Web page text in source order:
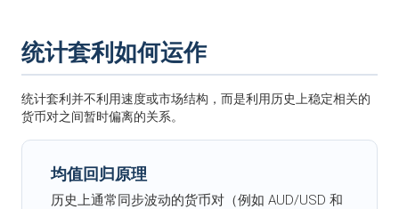
统计套利如何运作
统计套利并不利用速度或市场结构，而是利用历史上稳定相关的
货币对之间暂时偏离的关系。
均值回归原理
历史上通常同步波动的货币对（例如 AUD/USD 和